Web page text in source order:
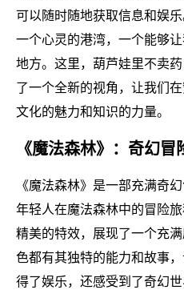
可以随时随地获取信息和娱
一个心灵的港湾，一个能够
地方。这里，葫芦娃里不卖
了一个全新的视角，让我们
文化的魅力和知识的力量。
《魔法森林》：奇幻冒
《魔法森林》是一部充满奇
年轻人在魔法森林中的冒险
精美的特效，展现了一个充
色都有其独特的能力和故事
得了娱乐，还感受到了奇幻世